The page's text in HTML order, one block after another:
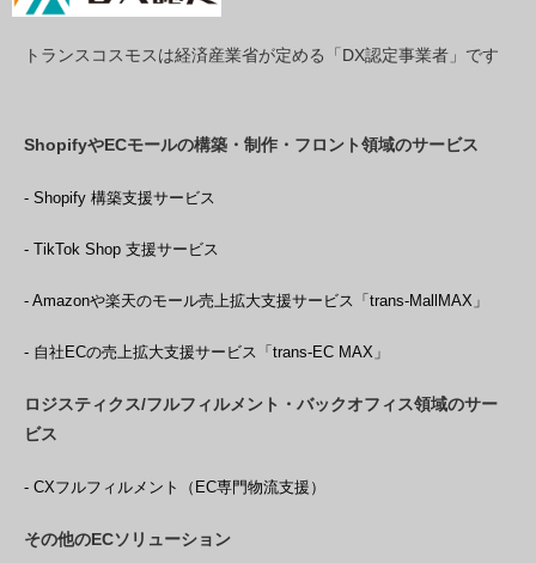
トランスコスモスは経済産業省が定める「DX認定事業者」です
ShopifyやECモールの構築・制作・フロント領域のサービス
- Shopify 構築支援サービス
- TikTok Shop 支援サービス
- Amazonや楽天のモール売上拡大支援サービス「trans-MallMAX」
- 自社ECの売上拡大支援サービス「trans-EC MAX」
ロジスティクス/フルフィルメント・バックオフィス領域のサー
ビス
- CXフルフィルメント（EC専門物流支援）
その他のECソリューション